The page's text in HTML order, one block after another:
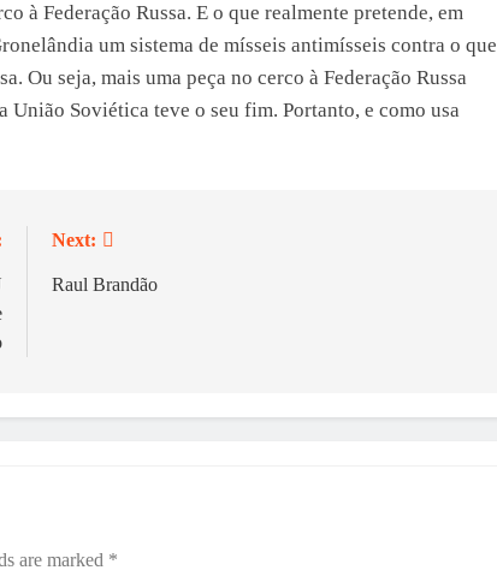
à Federação Russa. E o que realmente pretende, em
um sistema de mísseis antimísseis contra o que
Ou seja, mais uma peça no cerco à Federação Russa
União Soviética teve o seu fim. Portanto, e como usa
Next:
Raul Brandão
are marked *